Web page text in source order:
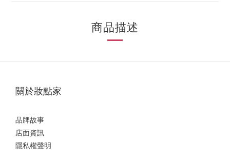
商品描述
關於妝點家
品牌故事
店面資訊
隱私權聲明